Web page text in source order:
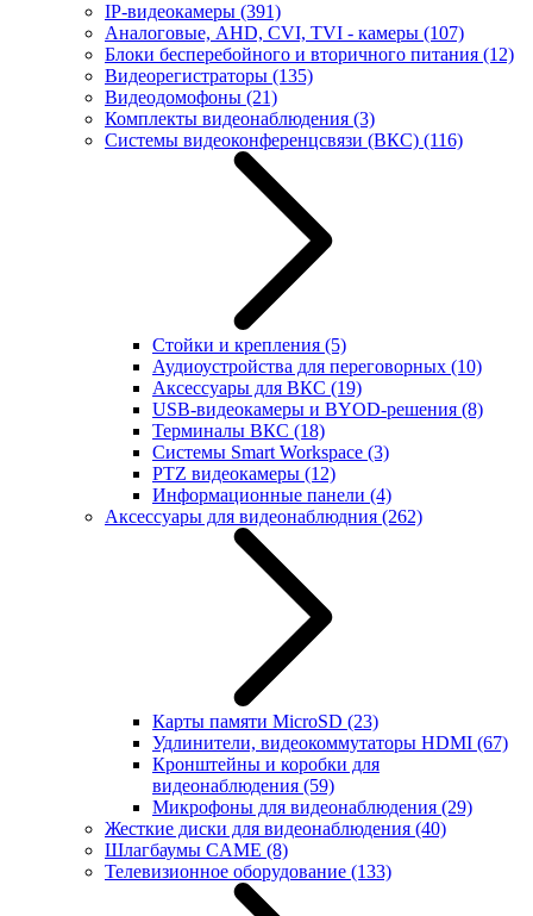
IP-видеокамеры (391)
Аналоговые, AHD, CVI, TVI - камеры (107)
Блоки бесперебойного и вторичного питания (12)
Видеорегистраторы (135)
Видеодомофоны (21)
Комплекты видеонаблюдения (3)
Системы видеоконференцсвязи (ВКС) (116)
Стойки и крепления (5)
Аудиоустройства для переговорных (10)
Аксессуары для ВКС (19)
USB-видеокамеры и BYOD-решения (8)
Терминалы ВКС (18)
Системы Smart Workspace (3)
PTZ видеокамеры (12)
Информационные панели (4)
Аксессуары для видеонаблюдния (262)
Карты памяти MicroSD (23)
Удлинители, видеокоммутаторы HDMI (67)
Кронштейны и коробки для
видеонаблюдения (59)
Микрофоны для видеонаблюдения (29)
Жесткие диски для видеонаблюдения (40)
Шлагбаумы CAME (8)
Телевизионное оборудование (133)